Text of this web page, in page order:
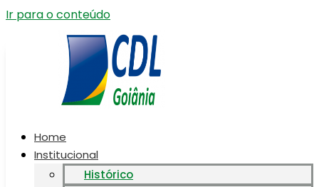
Ir para o conteúdo
Home
Institucional
Histórico